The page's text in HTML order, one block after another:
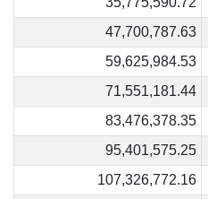
47,700,787.63
59,625,984.53
71,551,181.44
83,476,378.35
95,401,575.25
107,326,772.16